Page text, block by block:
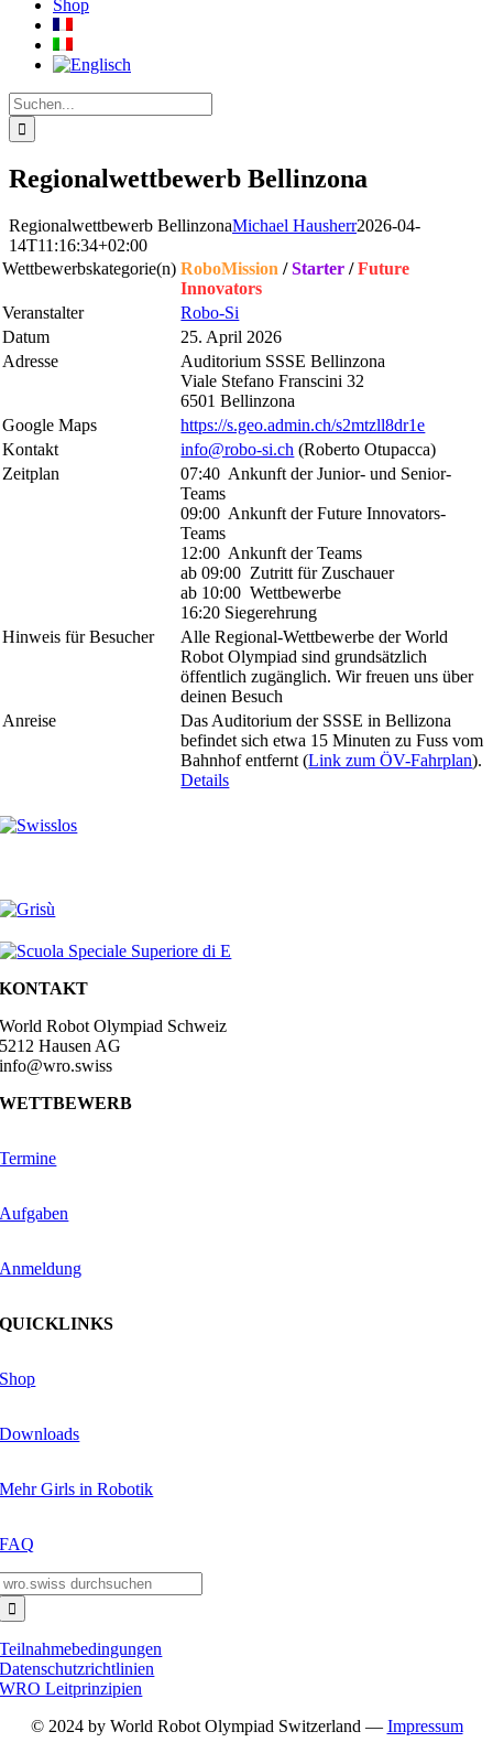
Shop
Suche
nach:
Regionalwettbewerb Bellinzona
Regionalwettbewerb BellinzonaMichael Hausherr2026-04-
14T11:16:34+02:00
Wettbewerbskategorie(n) RoboMission /Starter /Future
Innovators
Veranstalter
Robo-Si
Datum
25. April 2026
Adresse
Auditorium SSSE Bellinzona
Viale Stefano Franscini 32
6501 Bellinzona
Google Maps
https://s.geo.admin.ch/s2mtzll8dr1e
Kontakt
info@robo-si.ch (Roberto Otupacca)
Zeitplan
07:40 Ankunft der Junior- und Senior-
Teams
09:00 Ankunft der Future Innovators-
Teams
12:00 Ankunft der Teams
ab 09:00 Zutritt für Zuschauer
ab 10:00 Wettbewerbe
16:20 Siegerehrung
Hinweis für Besucher
Alle Regional-Wettbewerbe der World
Robot Olympiad sind grundsätzlich
öffentlich zugänglich. Wir freuen uns über
deinen Besuch
Anreise
Das Auditorium der SSSE in Bellizona
befindet sich etwa 15 Minuten zu Fuss vom
Bahnhof entfernt (Link zum ÖV-Fahrplan).
Details
KONTAKT
World Robot Olympiad Schweiz
5212 Hausen AG
info@wro.swiss
WETTBEWERB
Termine
Aufgaben
Anmeldung
QUICKLINKS
Shop
Downloads
Mehr Girls in Robotik
FAQ
Teilnahmebedingungen
Datenschutzrichtlinien
WRO Leitprinzipien
© 2024 by World Robot Olympiad Switzerland — Impressum